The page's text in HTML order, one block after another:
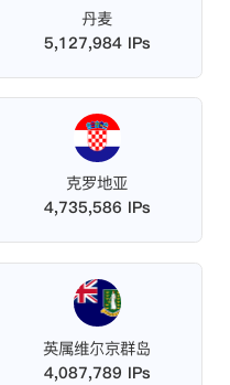
丹麦
5,127,984 IPs
克罗地亚
4,735,586 IPs
英属维尔京群岛
4,087,789 IPs